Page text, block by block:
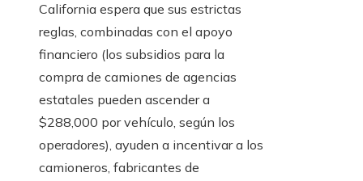
California espera que sus estrictas
reglas, combinadas con el apoyo
financiero (los subsidios para la
compra de camiones de agencias
estatales pueden ascender a
$288,000 por vehículo, según los
operadores), ayuden a incentivar a los
camioneros, fabricantes de